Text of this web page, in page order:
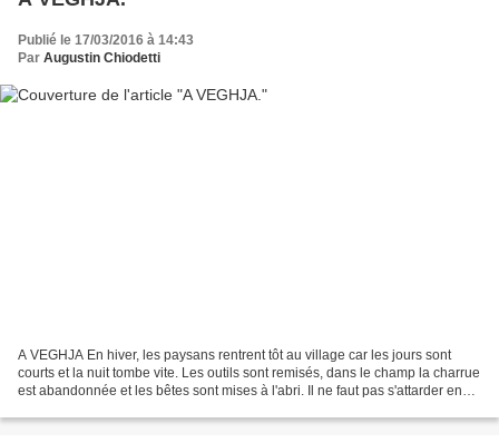
Publié le 17/03/2016 à 14:43
Par Augustin Chiodetti
A VEGHJA En hiver, les paysans rentrent tôt au village car les jours sont
courts et la nuit tombe vite. Les outils sont remisés, dans le champ la charrue
est abandonnée et les bêtes sont mises à l'abri. Il ne faut pas s'attarder en